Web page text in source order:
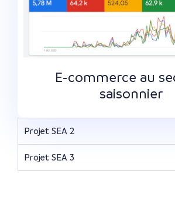
E-commerce au
saisonnier
Projet SEA 2
Projet SEA 3